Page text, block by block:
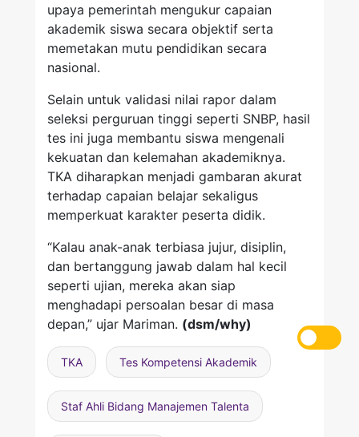
upaya pemerintah mengukur capaian
akademik siswa secara objektif serta
memetakan mutu pendidikan secara
nasional.
Selain untuk validasi nilai rapor dalam
seleksi perguruan tinggi seperti SNBP, hasil
tes ini juga membantu siswa mengenali
kekuatan dan kelemahan akademiknya.
TKA diharapkan menjadi gambaran akurat
terhadap capaian belajar sekaligus
memperkuat karakter peserta didik.
“Kalau anak-anak terbiasa jujur, disiplin,
dan bertanggung jawab dalam hal kecil
seperti ujian, mereka akan siap
menghadapi persoalan besar di masa
depan,” ujar Mariman. (dsm/why)
TKA Tes Kompetensi Akademik
Staf Ahli Bidang Manajemen Talenta